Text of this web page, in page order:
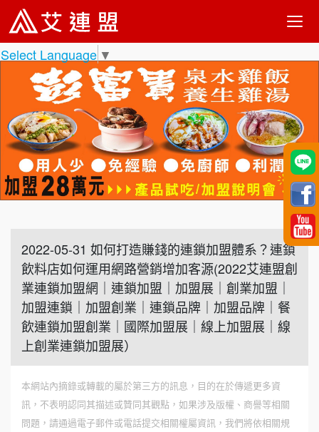
Select Language ▼
2022-05-31 如何打造賺錢的連鎖加盟體系？連鎖
飲料店如何運用網路營銷增加客源(2022艾連盟創
業連鎖加盟網｜連鎖加盟｜加盟展｜創業加盟｜
加盟連鎖｜加盟創業｜連鎖品牌｜加盟品牌｜餐
飲連鎖加盟創業｜國際加盟展｜線上加盟展｜線
上創業連鎖加盟展）
本網站內摘錄或轉載的屬於第三方的訊息，目的在於傳遞更多資
訊，不表明認同其描述或贊同其觀點，如果涉及版權、商譽等相關
問題，請通過電子郵件或電話提交相關權屬資訊，我們將依相關規